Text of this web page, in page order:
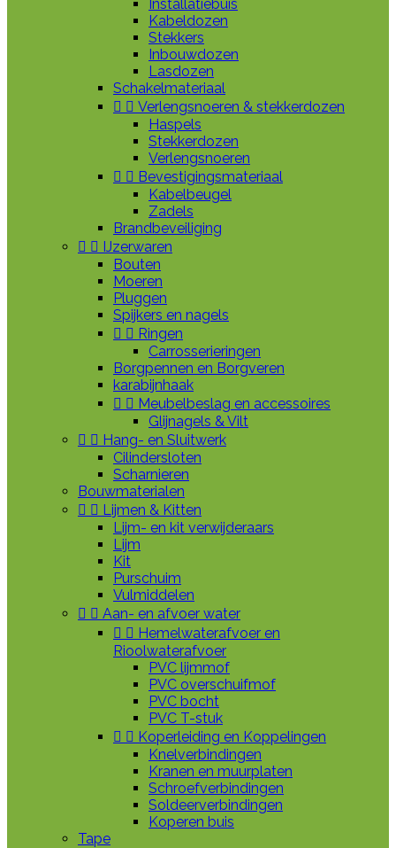
Installatiebuis
Kabeldozen
Stekkers
Inbouwdozen
Lasdozen
Schakelmateriaal
  Verlengsnoeren & stekkerdozen
Haspels
Stekkerdozen
Verlengsnoeren
  Bevestigingsmateriaal
Kabelbeugel
Zadels
Brandbeveiliging
  IJzerwaren
Bouten
Moeren
Pluggen
Spijkers en nagels
  Ringen
Carrosserieringen
Borgpennen en Borgveren
karabijnhaak
  Meubelbeslag en accessoires
Glijnagels & Vilt
  Hang- en Sluitwerk
Cilindersloten
Scharnieren
Bouwmaterialen
  Lijmen & Kitten
Lijm- en kit verwijderaars
Lijm
Kit
Purschuim
Vulmiddelen
  Aan- en afvoer water
  Hemelwaterafvoer en
Rioolwaterafvoer
PVC lijmmof
PVC overschuifmof
PVC bocht
PVC T-stuk
  Koperleiding en Koppelingen
Knelverbindingen
Kranen en muurplaten
Schroefverbindingen
Soldeerverbindingen
Koperen buis
Tape